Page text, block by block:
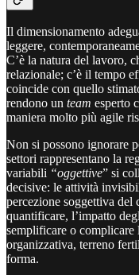
Il dimensionamento
leggere,
C’è la natura del lavoro,
relazionale; c’è il tempo
coincide con quello
rendono un team esperto
maniera molto più agile
Non si possono ignorare
settori rappresentano la
variabili “oggettive” si
decisive: le attività
percezione soggettiva
quantificare, l’impatto
semplificare o
organizzativa, terreno
forma.